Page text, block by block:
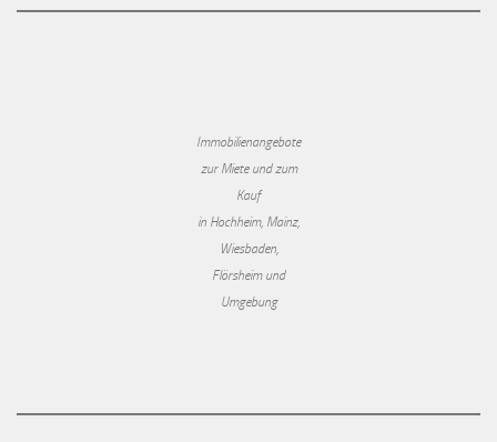
Immobilienangebote
zur Miete und zum
Kauf
in Hochheim, Mainz,
Wiesbaden,
Flörsheim und
Umgebung